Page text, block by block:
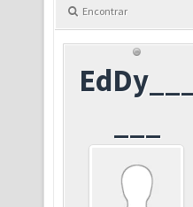
Encontrar
EdDy___